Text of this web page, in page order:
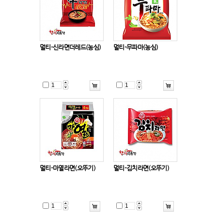
멀티-신라면더레드(농심) 멀티-무파마(농심)
멀티-마열라면(오뚜기) 멀티-김치라면(오뚜기)